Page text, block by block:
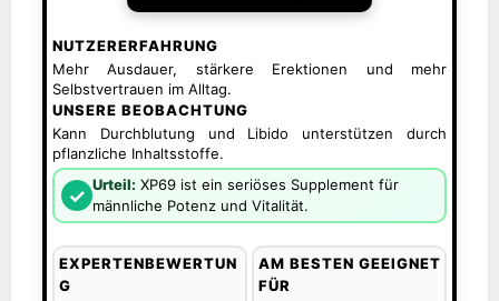
NUTZERERFAHRUNG
Mehr Ausdauer, stärkere Erektionen und mehr
Selbstvertrauen im Alltag.
UNSERE BEOBACHTUNG
Kann Durchblutung und Libido unterstützen durch
pflanzliche Inhaltsstoffe.
✓ Urteil: XP69 ist ein seriöses Supplement für
männliche Potenz und Vitalität.
EXPERTENBEWERTUN
G
AM BESTEN GEEIGNET
FÜR